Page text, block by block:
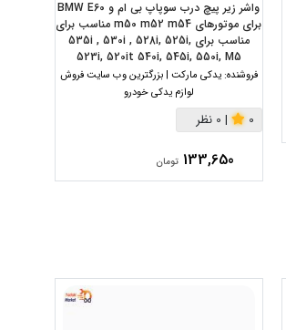
واشر زیر پیچ درب سوپاپ بی ام و BMW E60
برای موتورهای m50 m52 m54 مناسب برای
مناسب برای 535i , 530i , 528i, 525i,
523i, 520it 540i, 545i, 550i, M5
فروشنده: یدکی مارکت | بزرگترین وب سایت فروش
لوازم یدکی خودرو
0
| 0 نظر
133,650 تومان